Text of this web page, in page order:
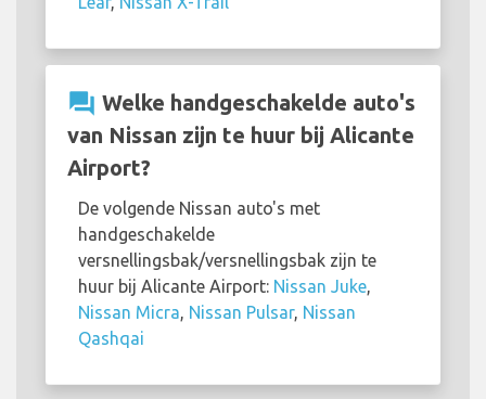
question_answer Welke handgeschakelde auto's
van Nissan zijn te huur bij Alicante
Airport?
De volgende Nissan auto's met
handgeschakelde
versnellingsbak/versnellingsbak zijn te
huur bij Alicante Airport: Nissan Juke
Nissan Micra Nissan Pulsar, Nissan
Qashqai